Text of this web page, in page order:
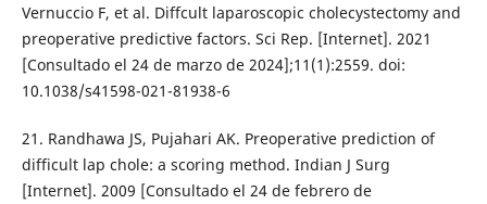
Vernuccio F, et al. Diffcult laparoscopic cholecystectomy and
preoperative predictive factors. Sci Rep. [Internet]. 2021
[Consultado el 24 de marzo de 2024];11(1):2559. doi:
10.1038/s41598-021-81938-6
21. Randhawa JS, Pujahari AK. Preoperative prediction of
difficult lap chole: a scoring method. Indian J Surg
[Internet]. 2009 [Consultado el 24 de febrero de